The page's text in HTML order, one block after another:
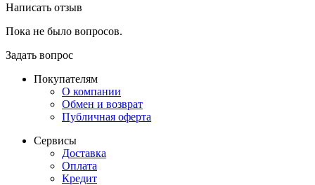
Написать отзыв
Пока не было вопросов.
Задать вопрос
Покупателям
О компании
Обмен и возврат
Публичная оферта
Сервисы
Доставка
Оплата
Кредит